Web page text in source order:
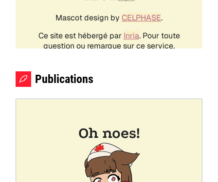
Publications